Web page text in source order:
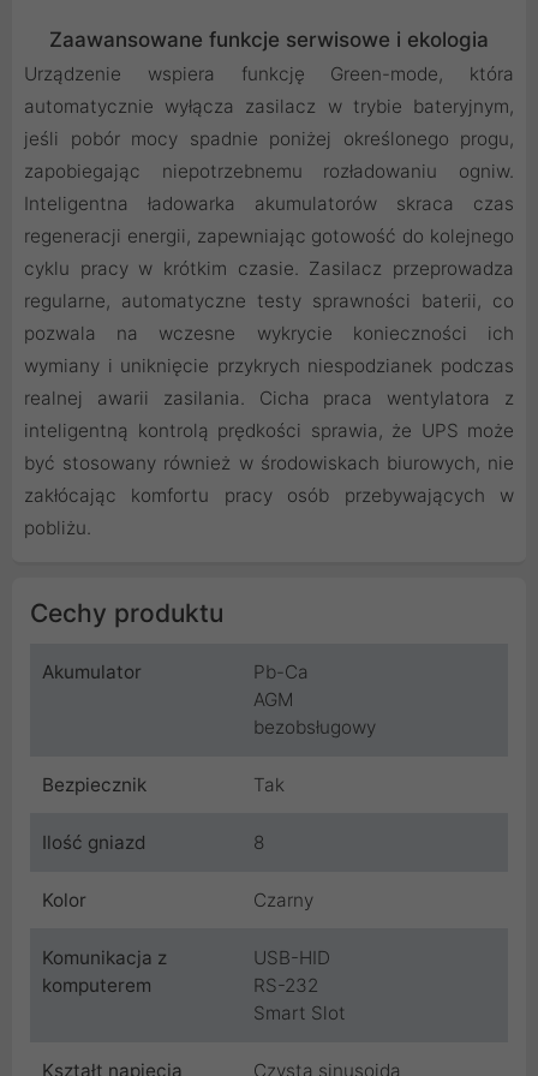
Zaawansowane funkcje serwisowe i ekologia
Urządzenie wspiera funkcję Green-mode, która
automatycznie wyłącza zasilacz w trybie bateryjnym,
jeśli pobór mocy spadnie poniżej określonego progu,
zapobiegając niepotrzebnemu rozładowaniu ogniw.
Inteligentna ładowarka akumulatorów skraca czas
regeneracji energii, zapewniając gotowość do kolejnego
cyklu pracy w krótkim czasie. Zasilacz przeprowadza
regularne, automatyczne testy sprawności baterii, co
pozwala na wczesne wykrycie konieczności ich
wymiany i uniknięcie przykrych niespodzianek podczas
realnej awarii zasilania. Cicha praca wentylatora z
inteligentną kontrolą prędkości sprawia, że UPS może
być stosowany również w środowiskach biurowych, nie
zakłócając komfortu pracy osób przebywających w
pobliżu.
Cechy produktu
Akumulator
Pb-Ca
AGM
bezobsługowy
Bezpiecznik Tak
Ilość gniazd 8
Kolor Czarny
Komunikacja z
komputerem
USB-HID
RS-232
Smart Slot
Kształt napięcia Czysta sinusoida